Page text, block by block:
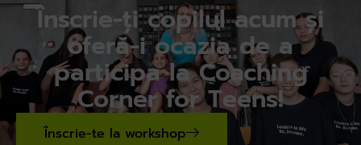
Înscrie-ți copilul acum și
oferă-i ocazia de a
participa la Coaching
Corner for Teens!
Înscrie-te la workshop